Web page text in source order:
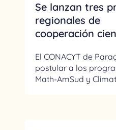
Se lanzan tres
regionales de
cooperación
El CONACYT de
postular a los
Math-AmSud y